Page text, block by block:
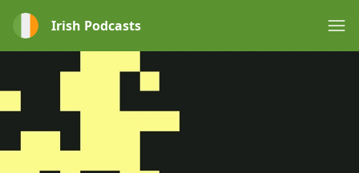
Irish Podcasts